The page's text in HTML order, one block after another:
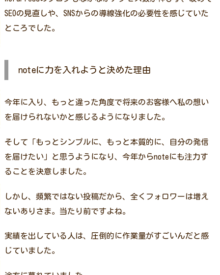
SEOの見直しや、SNSからの導線強化の必要性を感じていた
ところでした。
noteに力を入れようと決めた理由
今年に入り、もっと違った角度で将来のお客様へ私の想い
を届けられないかと感じるようになりました。
そして「もっとシンプルに、もっと本質的に、自分の発信
を届けたい」と思うようになり、今年からnoteにも注力す
ることを決意しました。
しかし、頻繁ではない投稿だから、全くフォロワーは増え
ないありさま。当たり前ですよね。
実績を出している人は、圧倒的に作業量がすごいんだと感
じていました。